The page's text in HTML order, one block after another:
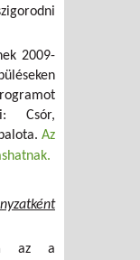
2009-
Csór,
Az
az a